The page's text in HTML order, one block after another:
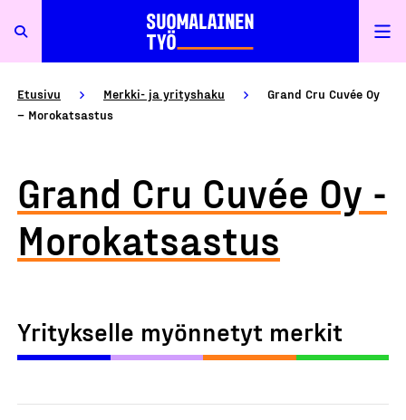
Etusivu Merkki- ja yrityshaku
Grand Cru Cuvée Oy
– Morokatsastus
Grand Cru Cuvée Oy -
Morokatsastus
Yritykselle myönnetyt merkit